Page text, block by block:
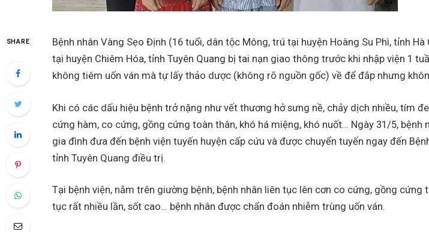
SHARE
Bệnh nhân Vàng Sẹo Định (16 tuổi, dân tộc Mông, trú tại huyện Hoàng Su Phì, tỉnh Hà
tại huyện Chiêm Hóa, tỉnh Tuyên Quang bị tai nạn giao thông trước khi nhập viện 1
không tiêm uốn ván mà tự lấy thảo dược (không rõ nguồn gốc) về để đắp nhưng
Khi có các dấu hiệu bệnh trở nặng như vết thương hở sưng nề, chảy dịch nhiều, tím
cứng hàm, co cứng, gồng cứng toàn thân, khó há miệng, khó nuốt… Ngày 31/5, bệnh
gia đình đưa đến bệnh viện tuyến huyện cấp cứu và được chuyển tuyến ngay đến
tỉnh Tuyên Quang điều trị.
Tại bệnh viện, nằm trên giường bệnh, bệnh nhân liên tục lên cơn co cứng, gồng cứng
tục rất nhiều lần, sốt cao… bệnh nhân được chẩn đoán nhiễm trùng uốn ván.